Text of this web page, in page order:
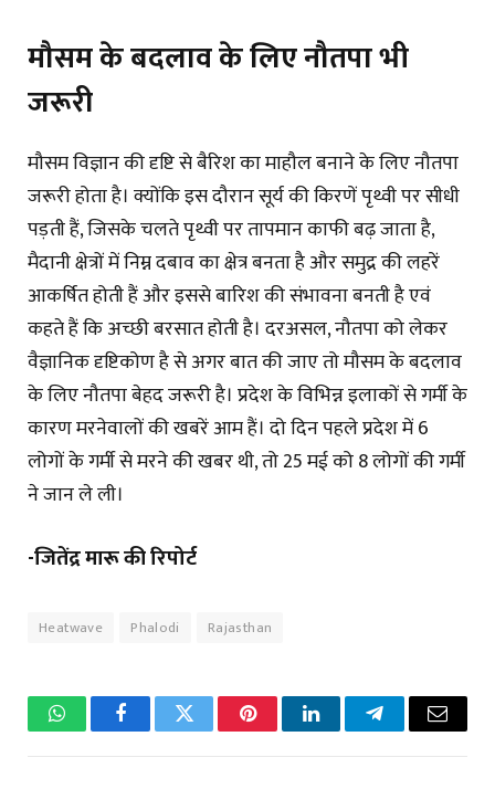
मौसम के बदलाव के लिए नौतपा भी
जरूरी
मौसम विज्ञान की दृष्टि से बैरिश का माहौल बनाने के लिए नौतपा
जरूरी होता है। क्योंकि इस दौरान सूर्य की किरणें पृथ्वी पर सीधी
पड़ती हैं, जिसके चलते पृथ्वी पर तापमान काफी बढ़ जाता है,
मैदानी क्षेत्रों में निम्न दबाव का क्षेत्र बनता है और समुद्र की लहरें
आकर्षित होती हैं और इससे बारिश की संभावना बनती है एवं
कहते हैं कि अच्छी बरसात होती है। दरअसल, नौतपा को लेकर
वैज्ञानिक दृष्टिकोण है से अगर बात की जाए तो मौसम के बदलाव
के लिए नौतपा बेहद जरूरी है। प्रदेश के विभिन्न इलाकों से गर्मी के
कारण मरनेवालों की खबरें आम हैं। दो दिन पहले प्रदेश में 6
लोगों के गर्मी से मरने की खबर थी, तो 25 मई को 8 लोगों की गर्मी
ने जान ले ली।
-जितेंद्र मारू की रिपोर्ट
Heatwave Phalodi Rajasthan
WhatsAppFacebookTwitter PinterestLinkedInTelegramEmail